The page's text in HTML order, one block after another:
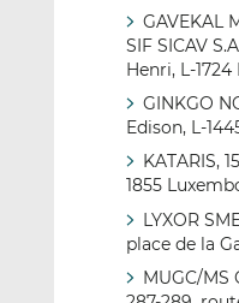
GAVEKAL
SIF SICAV
Henri, L-
GINKGO
Edison, L-
KATARIS,
1855
LYXOR
place de la
MUGC/MS